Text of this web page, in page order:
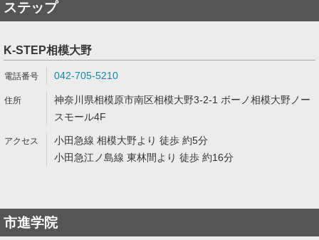
ステップ
K-STEP相模大野
042-705-5210
神奈川県相模原市南区相模大野3-2-1 ボーノ相模大野ノー
スモール4F
小田急線 相模大野より 徒歩 約5分
小田急江ノ島線 東林間より 徒歩 約16分
市進学院